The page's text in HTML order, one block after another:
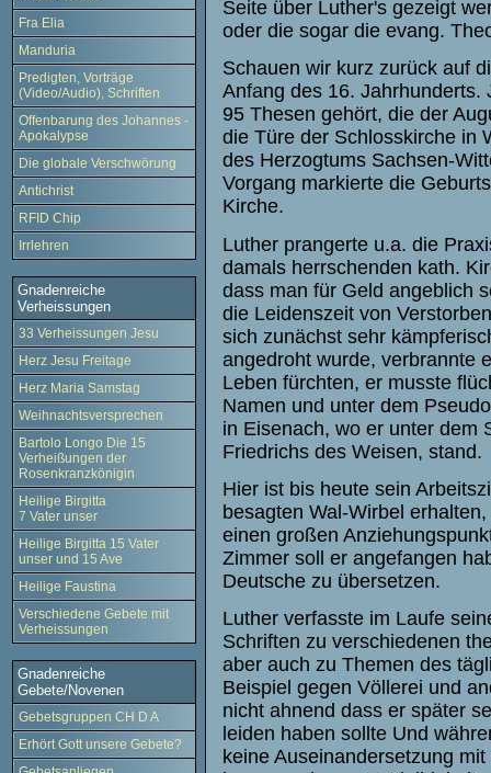
Fra Elia
Manduria
Predigten, Vorträge
(Video/Audio), Schriften
Offenbarung des Johannes -
Apokalypse
Die globale Verschwörung
Antichrist
RFID Chip
Irrlehren
Gnadenreiche
Verheissungen
33 Verheissungen Jesu
Herz Jesu Freitage
Herz Maria Samstag
Weihnachtsversprechen
Bartolo Longo Die 15
Verheißungen der
Rosenkranzkönigin
Heilige Birgitta
7 Vater unser
Heilige Birgitta 15 Vater
unser und 15 Ave
Heilige Faustina
Verschiedene Gebete mit
Verheissungen
Gnadenreiche
Gebete/Novenen
Gebetsgruppen CH D A
Erhört Gott unsere Gebete?
Seite über Luther's gezeigt
oder die sogar die evang.
Schauen wir kurz zurück auf
Anfang des 16. Jahrhunderts.
95 Thesen gehört, die der
die Türe der Schlosskirche in
des Herzogtums Sachsen-
Vorgang markierte die
Kirche.
Luther prangerte u.a. die
damals herrschenden kath.
dass man für Geld angeblich
die Leidenszeit von
sich zunächst sehr
angedroht wurde, verbrannte
Leben fürchten, er musste
Namen und unter dem
in Eisenach, wo er unter dem
Friedrichs des Weisen, stand.
Hier ist bis heute sein
besagten Wal-Wirbel
einen großen
Zimmer soll er angefangen
Deutsche zu übersetzen.
Luther verfasste im Laufe
Schriften zu verschiedenen
aber auch zu Themen des
Beispiel gegen Völlerei und
nicht ahnend dass er später
leiden haben sollte Und
keine Auseinandersetzung